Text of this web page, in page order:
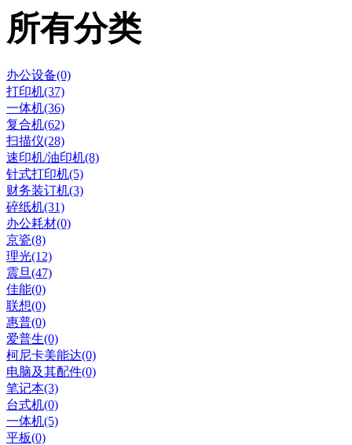
所有分类
办公设备(0)
打印机(37)
一体机(36)
复合机(62)
扫描仪(28)
速印机/油印机(8)
针式打印机(5)
财务装订机(3)
碎纸机(31)
办公耗材(0)
京瓷(8)
理光(12)
震旦(47)
佳能(0)
联想(0)
惠普(0)
爱普生(0)
柯尼卡美能达(0)
电脑及其配件(0)
笔记本(3)
台式机(0)
一体机(5)
平板(0)